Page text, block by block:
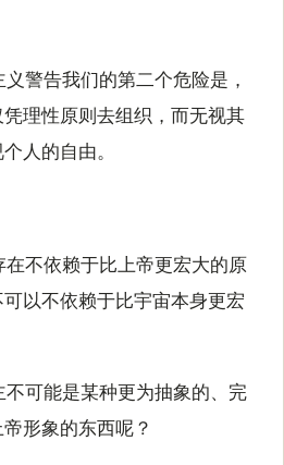
警告我们的第二个危险是，
理性原则去组织，而无视其
人的自由。
不依赖于比上帝更宏大的原
以不依赖于比宇宙本身更宏
可能是某种更为抽象的、完
形象的东西呢？